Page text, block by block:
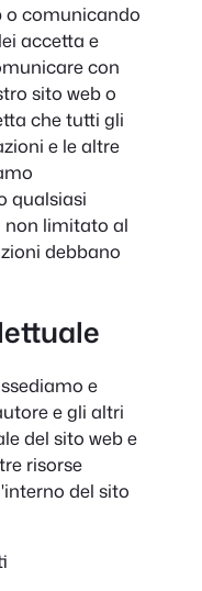
o comunicando
accetta e
con
sito web o
che tutti gli
e le altre
qualsiasi
non limitato al
debbano
e
e gli altri
del sito web e
risorse
del sito